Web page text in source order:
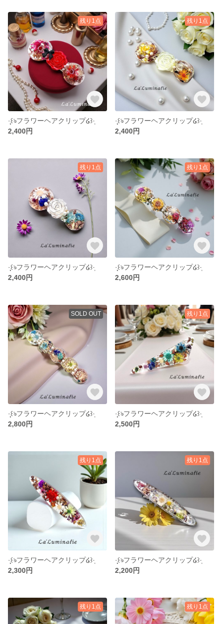
残り1点
·̩͙꒰ঌフラワーヘアクリップ໒꒱·̩͙
2,400円
残り1点
·̩͙꒰ঌフラワーヘアクリップ໒꒱·̩͙
2,400円
残り1点
·̩͙꒰ঌフラワーヘアクリップ໒꒱·̩͙
2,400円
残り1点
·̩͙꒰ঌフラワーヘアクリップ໒꒱·̩͙
2,600円
SOLD OUT
·̩͙꒰ঌフラワーヘアクリップ໒꒱·̩͙
2,800円
残り1点
·̩͙꒰ঌフラワーヘアクリップ໒꒱·̩͙
2,500円
残り1点
·̩͙꒰ঌフラワーヘアクリップ໒꒱·̩͙
2,300円
残り1点
·̩͙꒰ঌフラワーヘアクリップ໒꒱·̩͙
2,200円
残り1点 残り1点